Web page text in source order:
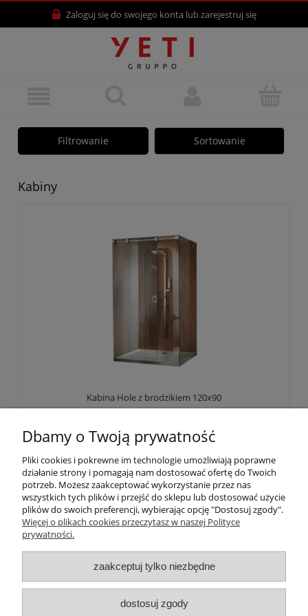
Zaloguj siędo swojego konta lubzarejestruj się
Filtrowanie Sortowanie
Kabiny
Kabina Hole z brodzikiem 120x90
19140 zł
5 500,00 zł
Do koszyka
POLECANE POZYCJE
INFORMACJE
DLA KLIENTÓW
Dbamy o Twoją prywatność
Pliki cookies i pokrewne im technologie umożliwiają poprawne
działanie strony i pomagają nam dostosować ofertę do Twoich
potrzeb. Możesz zaakceptować wykorzystanie przez nas
wszystkich tych plików i przejść do sklepu lub dostosować użycie
plików do swoich preferencji, wybierając opcję "Dostosuj zgody".
Więcej o plikach cookies przeczytasz w naszej Polityce
prywatności.
zaakceptuj tylko niezbędne
dostosuj zgody